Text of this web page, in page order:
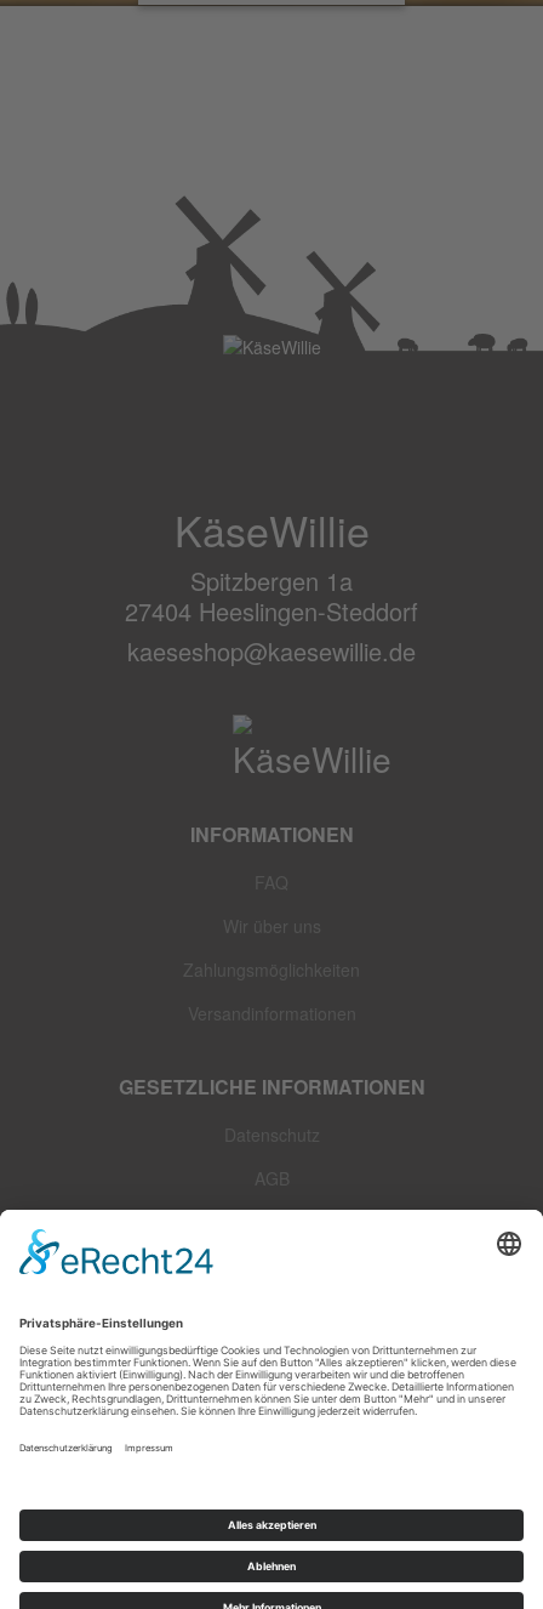
KäseWillie
Spitzbergen 1a
27404 Heeslingen-Steddorf
kaeseshop@kaesewillie.de
INFORMATIONEN
FAQ
Wir über uns
Zahlungsmöglichkeiten
Versandinformationen
GESETZLICHE INFORMATIONEN
Datenschutz
AGB
Zahlungsarten